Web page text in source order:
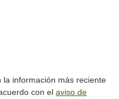
información más reciente
con el aviso de